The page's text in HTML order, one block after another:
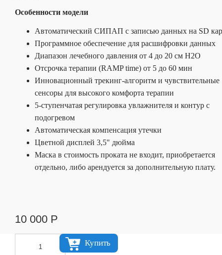
Особенности модели
Автоматический СИПАП с записью данных на SD
Программное обеспечение для расшифровки данных
Диапазон лечебного давления от 4 до 20 см H2O
Отсрочка терапии (RAMP time) от 5 до 60 мин
Инновационный трекинг-алгоритм и чувствительные
сенсоры для высокого комфорта терапии
5-ступенчатая регулировка увлажнителя и контур с
подогревом
Автоматическая компенсация утечки
Цветной дисплей 3,5" дюйма
Маска в стоимость проката не входит, приобретается
отдельно, либо арендуется за дополнительную плату.
10 000 Р
Купить